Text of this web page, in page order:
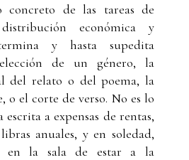
concreto de las tareas de
económica y
y hasta supedita
de un género, la
del relato o del poema, la
o el corte de verso. No es lo
a expensas de rentas,
anuales, y en soledad,
en la sala de estar a la